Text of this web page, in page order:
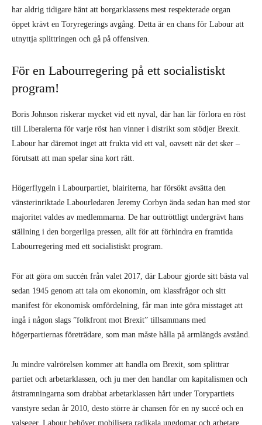
har aldrig tidigare hänt att borgarklassens mest respekterade organ
öppet krävt en Toryregerings avgång. Detta är en chans för Labour att
utnyttja splittringen och gå på offensiven.
För en Labourregering på ett socialistiskt
program!
Boris Johnson riskerar mycket vid ett nyval, där han lär förlora en röst
till Liberalerna för varje röst han vinner i distrikt som stödjer Brexit.
Labour har däremot inget att frukta vid ett val, oavsett när det sker –
förutsatt att man spelar sina kort rätt.
Högerflygeln i Labourpartiet, blairiterna, har försökt avsätta den
vänsterinriktade Labourledaren Jeremy Corbyn ända sedan han med stor
majoritet valdes av medlemmarna. De har outtröttligt undergrävt hans
ställning i den borgerliga pressen, allt för att förhindra en framtida
Labourregering med ett socialistiskt program.
För att göra om succén från valet 2017, där Labour gjorde sitt bästa val
sedan 1945 genom att tala om ekonomin, om klassfrågor och sitt
manifest för ekonomisk omfördelning, får man inte göra misstaget att
ingå i någon slags ”folkfront mot Brexit” tillsammans med
högerpartiernas företrädare, som man måste hålla på armlängds avstånd.
Ju mindre valrörelsen kommer att handla om Brexit, som splittrar
partiet och arbetarklassen, och ju mer den handlar om kapitalismen och
åtstramningarna som drabbat arbetarklassen hårt under Torypartiets
vanstyre sedan år 2010, desto större är chansen för en ny succé och en
valseger. Labour behöver mobilisera radikala ungdomar och arbetare